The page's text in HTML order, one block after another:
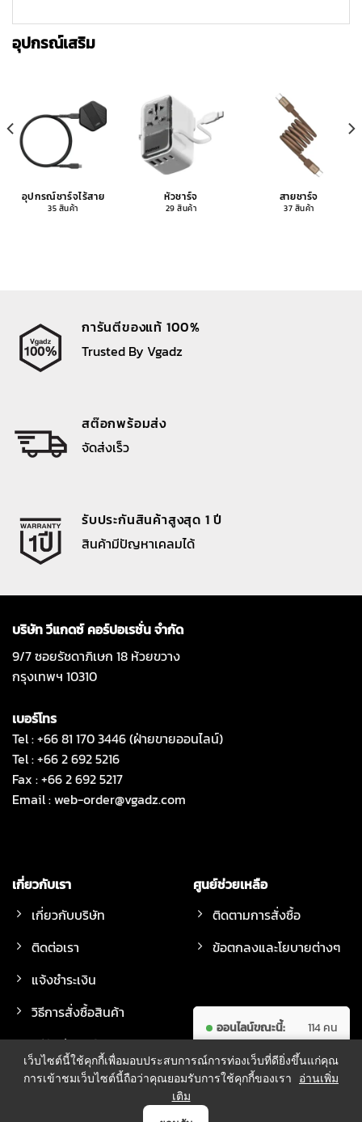
อุปกรณ์เสริม
อุปกรณ์ชาร์จไร้สาย
35 สินค้า
หัวชาร์จ
29 สินค้า
สายชาร์จ
37 สินค้า
การันตีของแท้ 100%
Trusted By Vgadz
สต๊อกพร้อมส่ง
จัดส่งเร็ว
รับประกันสินค้าสูงสุด 1 ปี
สินค้ามีปัญหาเคลมได้
บริษัท วีแกดซ์ คอร์ปอเรชั่น จำกัด
9/7 ซอยรัชดาภิเษก 18 ห้วยขวาง
กรุงเทพฯ 10310
เบอร์โทร
Tel : +66 81 170 3446 (ฝ่ายขายออนไลน์)
Tel : +66 2 692 5216
Fax : +66 2 692 5217
Email :web-order@vgadz.com
เกี่ยวกับเรา
เกี่ยวกับบริษัท
ติดต่อเรา
แจ้งชำระเงิน
วิธีการสั่งซื้อสินค้า
วิธีจัดส่งสินค้า
ศูนย์ช่วยเหลือ
ติดตามการสั่งซื้อ
ข้อตกลงและโยบายต่างๆ
ออนไลน์ขณะนี้:
114 คน
ทั้งหมด:
7,754,887
คน
เว็บไซต์นี้ใช้คุกกี้เพื่อมอบประสบการณ์การท่องเว็บที่ดียิ่งขึ้นแก่คุณ
การเข้าชมเว็บไซต์นี้ถือว่าคุณยอมรับการใช้คุกกี้ของเรา
อ่านเพิ่ม
เติม